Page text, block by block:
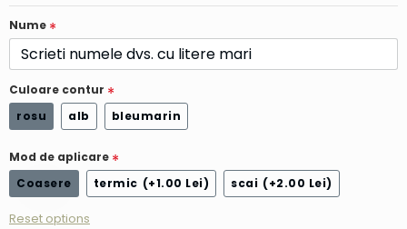
Nume
Culoare contur
rosu
alb bleumarin
Mod de aplicare
Coasere
termic (+1.00 Lei) scai (+2.00 Lei)
Reset options